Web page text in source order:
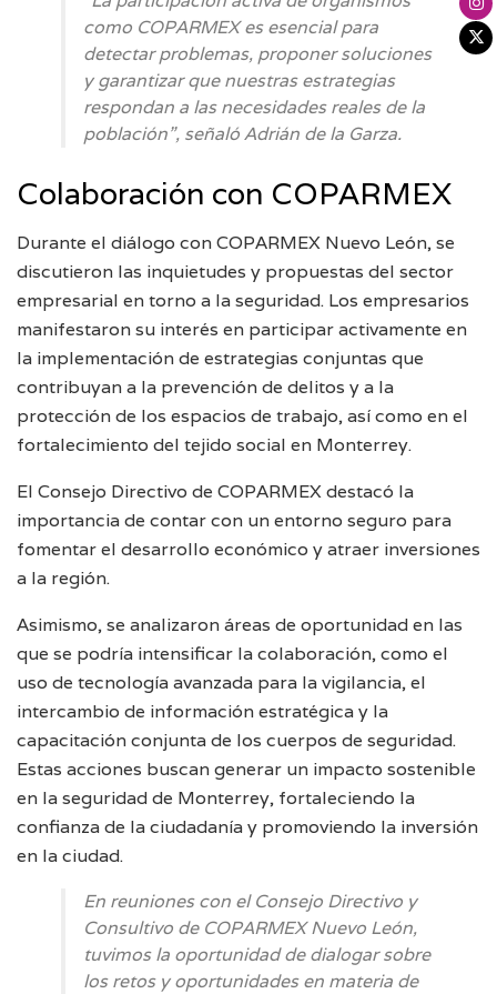
como COPARMEX es esencial para
detectar problemas, proponer soluciones
y garantizar que nuestras estrategias
respondan a las necesidades reales de la
población”, señaló Adrián de la Garza.
Colaboración con COPARMEX
Durante el diálogo con COPARMEX Nuevo León, se
discutieron las inquietudes y propuestas del sector
empresarial en torno a la seguridad. Los empresarios
manifestaron su interés en participar activamente en
la implementación de estrategias conjuntas que
contribuyan a la prevención de delitos y a la
protección de los espacios de trabajo, así como en el
fortalecimiento del tejido social en Monterrey.
El Consejo Directivo de COPARMEX destacó la
importancia de contar con un entorno seguro para
fomentar el desarrollo económico y atraer inversiones
a la región.
Asimismo, se analizaron áreas de oportunidad en las
que se podría intensificar la colaboración, como el
uso de tecnología avanzada para la vigilancia, el
intercambio de información estratégica y la
capacitación conjunta de los cuerpos de seguridad.
Estas acciones buscan generar un impacto sostenible
en la seguridad de Monterrey, fortaleciendo la
confianza de la ciudadanía y promoviendo la inversión
en la ciudad.
En reuniones con el Consejo Directivo y
Consultivo de COPARMEX Nuevo León,
tuvimos la oportunidad de dialogar sobre
los retos y oportunidades en materia de